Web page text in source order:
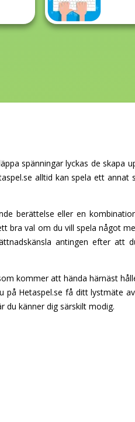
spänningar lyckas de skapa
alltid kan spela ett annat
berättelse eller en
bra val om du vill spela något
antingen efter att
kommer att hända härnäst
Hetaspel.se få ditt lystmäte
du känner dig särskilt modig.